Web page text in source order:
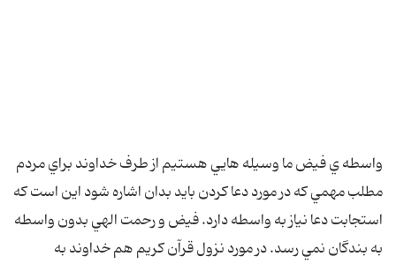
واسطه ي فيض ما وسيله هايي هستيم از طرف خداوند براي مردم
مطلب مهمي که در مورد دعا کردن بايد بدان اشاره شود اين است که
استجابت دعا نياز به واسطه دارد. فيض و رحمت الهي بدون واسطه
به بندگان نمي رسد. در مورد نزول قرآن کريم هم خداوند به